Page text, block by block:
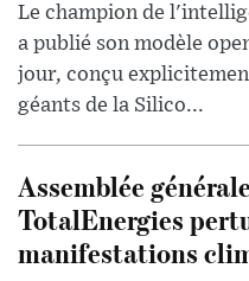
Le champion de
a publié son modèle
jour, conçu
géants de la Silico...
Assemblée
TotalEnergies
manifestations